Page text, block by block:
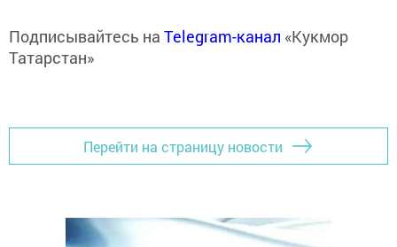
Подписывайтесь на Telegram-канал «Кукмор
Татарстан»
Перейти на страницу новости